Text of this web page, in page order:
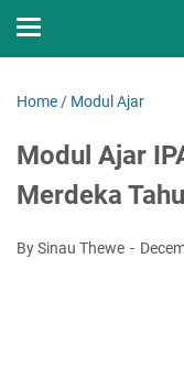
Home / Modul Ajar
Modul Ajar
Merdeka
By Sinau Thewe